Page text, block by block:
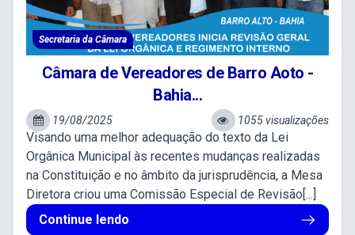
Secretaria da Câmara
Câmara de Vereadores de Barro Aoto -
Bahia...
19/08/2025 1055 visualizações
Visando uma melhor adequação do texto da Lei
Orgânica Municipal às recentes mudanças realizadas
na Constituição e no âmbito da jurisprudência, a Mesa
Diretora criou uma Comissão Especial de Revisão[...]
Continue lendo